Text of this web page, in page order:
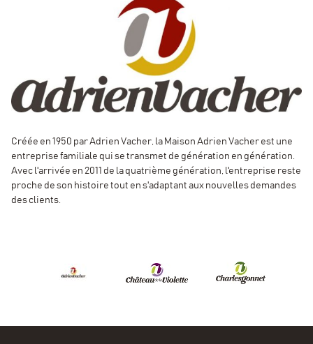
Créée en 1950 par Adrien Vacher, la Maison Adrien Vacher est une
entreprise familiale qui se transmet de génération en génération.
Avec l'arrivée en 2011 de la quatrième génération, l'entreprise reste
proche de son histoire tout en s'adaptant aux nouvelles demandes
des clients.